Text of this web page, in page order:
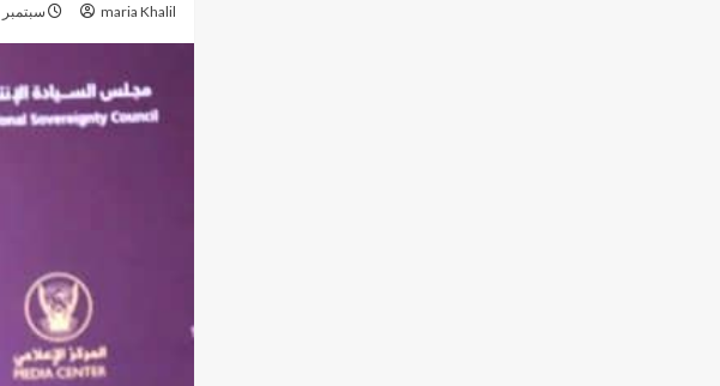
maria Khalil سبتمبر 13, 2024